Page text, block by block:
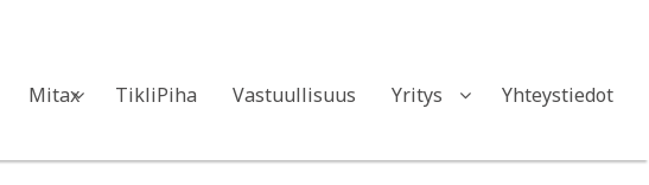
Mitax TikliPiha Vastuullisuus Yritys Yhteystiedot